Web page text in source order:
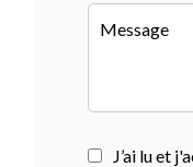
J’ai lu et